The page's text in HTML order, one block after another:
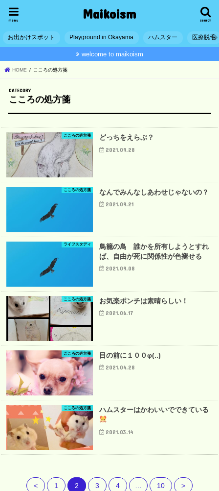
Maikoism search
menu
お出かけスポット Playground in Okayama ハムスター 医療脱毛
welcome to maikoism
HOME こころの処方箋
こころの処方箋
こころの処方箋 どっちをえらぶ？
2021.09.28
こころの処方箋 なんでみんなしあわせじゃないの？
2021.09.21
ライフスタディ
鳥籠の鳥 誰かを所有しようとすれ
ば、自由が死に関係性が色褪せる
2021.09.08
こころの処方箋 お気楽ポンチは素晴らしい！
2021.06.17
こころの処方箋 目の前に１００φ(..)
2021.04.28
こころの処方箋 ハムスターはかわいいでできている
2021.03.14
< 1 2 3 4 10 >